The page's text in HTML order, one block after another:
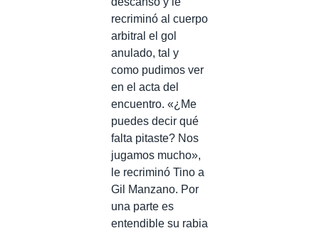
recriminó al cuerpo
arbitral el gol
anulado, tal y
como pudimos ver
en el acta del
encuentro. «¿Me
puedes decir qué
falta pitaste? Nos
jugamos mucho»,
le recriminó Tino a
Gil Manzano. Por
una parte es
entendible su rabia